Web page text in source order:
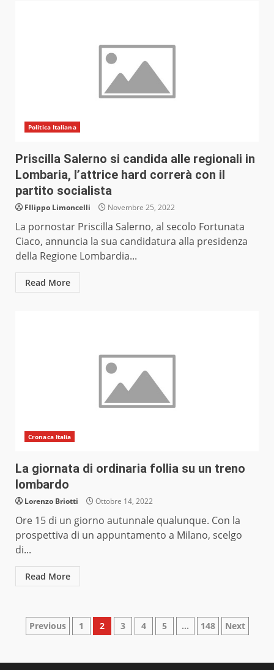
Politica Italiana
Priscilla Salerno si candida alle regionali in
Lombaria, l’attrice hard correrà con il
partito socialista
FIlippo Limoncelli Novembre 25, 2022
La pornostar Priscilla Salerno, al secolo Fortunata
Ciaco, annuncia la sua candidatura alla presidenza
della Regione Lombardia...
Read More
Cronaca Italia
La giornata di ordinaria follia su un treno
lombardo
Lorenzo Briotti Ottobre 14, 2022
Ore 15 di un giorno autunnale qualunque. Con la
prospettiva di un appuntamento a Milano, scelgo
di...
Read More
Paginazione
Previous 1 2 3 4 5 … 148 Next